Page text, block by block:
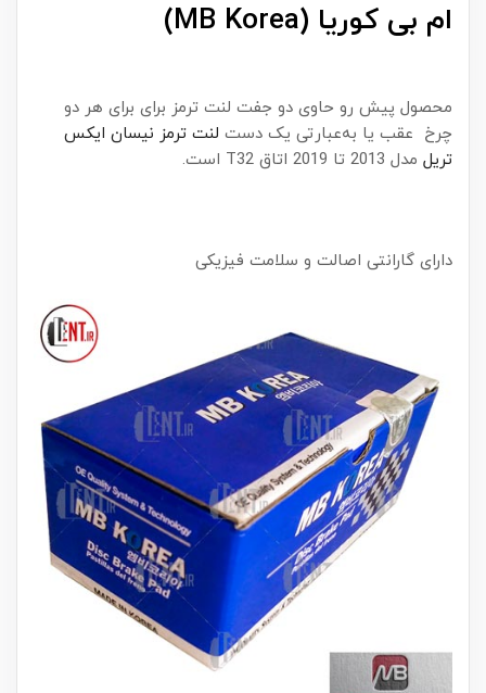
ام بی کوریا (MB Korea)
محصول پیش رو حاوی دو جفت لنت ترمز برای برای هر دو
چرخ عقب یا به‌عبارتی یک دست لنت ترمز نیسان ایکس
تریل مدل 2013 تا 2019 اتاق T32 است.
دارای گارانتی اصالت و سلامت فیزیکی